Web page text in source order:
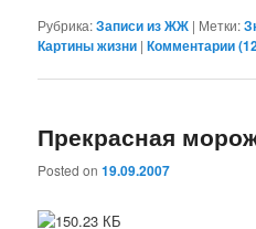
Рубрика:Записи из ЖЖ | Метки:
Картины жизни |Комментарии (
Прекрасная
Posted on19.09.2007